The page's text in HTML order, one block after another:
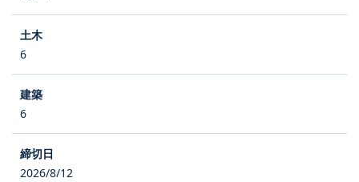
6
6
2026/8/12